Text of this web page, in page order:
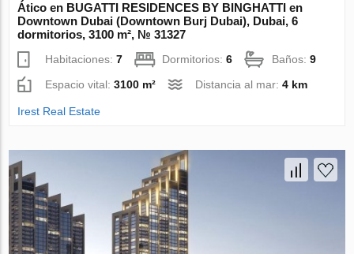
Ático en BUGATTI RESIDENCES BY BINGHATTI en
Downtown Dubai (Downtown Burj Dubai), Dubai, 6
dormitorios, 3100 m², № 31327
Habitaciones:7 Dormitorios:6 Baños:9
Espacio vital:3100 m² Distancia al mar:4 km
Irest Real Estate